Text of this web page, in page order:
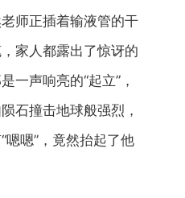
师正插着输液管的干
家人都露出了惊讶的
一声响亮的“起立”，
石撞击地球般强烈，
嗯嗯”，竟然抬起了他